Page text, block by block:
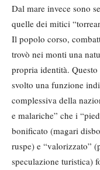
Dal mare invece sono
quelle dei mitici
Il popolo corso,
trovò nei monti una
propria identità.
svolto una funzione
complessiva della
e malariche” che i
bonificato (magari
ruspe) e “valorizzato”
speculazione turistica)